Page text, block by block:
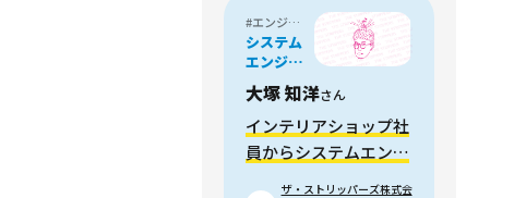
#エンジニア・プログラマー
システム
エンジニ
ア
大塚 知洋さん
インテリアショップ社
員からシステムエンジ
ザ・ストリッパーズ株式会